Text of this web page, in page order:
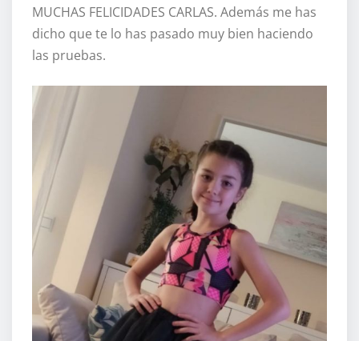
MUCHAS FELICIDADES CARLAS. Además me has
dicho que te lo has pasado muy bien haciendo
las pruebas.